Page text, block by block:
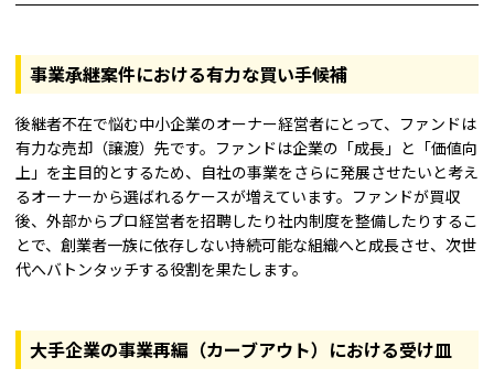
事業承継案件における有力な買い手候補
後継者不在で悩む中小企業のオーナー経営者にとって、ファンドは
有力な売却（譲渡）先です。ファンドは企業の「成長」と「価値向
上」を主目的とするため、自社の事業をさらに発展させたいと考え
るオーナーから選ばれるケースが増えています。ファンドが買収
後、外部からプロ経営者を招聘したり社内制度を整備したりするこ
とで、創業者一族に依存しない持続可能な組織へと成長させ、次世
代へバトンタッチする役割を果たします。
大手企業の事業再編（カーブアウト）における受け皿